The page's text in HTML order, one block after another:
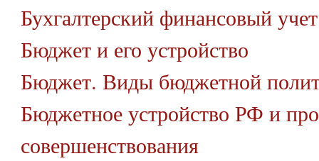
Бухгалтерский финансовый учет
Бюджет и его устройство
Бюджет. Виды бюджетной
Бюджетное устройство РФ и
совершенствования